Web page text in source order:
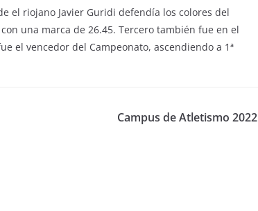
el riojano Javier Guridi defendía los colores del
una marca de 26.45. Tercero también fue en el
el vencedor del Campeonato, ascendiendo a 1ª
Campus de Atletismo 2022